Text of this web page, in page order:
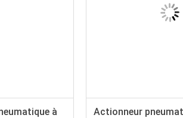
à
Actionneur